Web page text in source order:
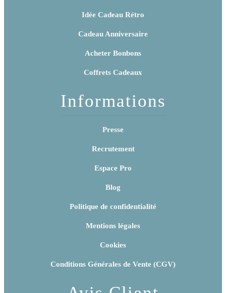
Idée Cadeau Rétro
Cadeau Anniversaire
Acheter Bonbons
Coffrets Cadeaux
Informations
Presse
Recrutement
Espace Pro
Blog
Politique de confidentialité
Mentions légales
Cookies
Conditions Générales de Vente (CGV)